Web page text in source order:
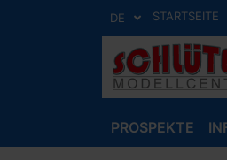
DE STARTSEITE
PROSPEKTE